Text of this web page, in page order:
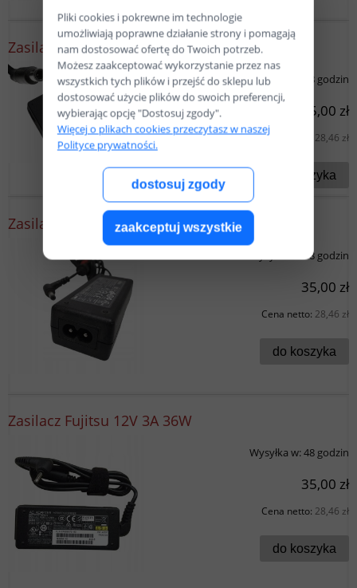
Zasilacz HP 19.5V 3.33A 65W + Przejściówka
Wysyłka w: 48 godzin
35,00 zł
Cena netto: 28,46 zł
do koszyka
Zasilacz Fujitsu 12V - 3A 36W FSP036-RAC
48 godzin
35,00 zł
Cena netto: 28,46 zł
do koszyka
Zasilacz Fujitsu 12V 3A 36W
Wysyłka w:48 godzin
35,00 zł
Cena netto: 28,46 zł
do koszyka
Pliki cookies i pokrewne im technologie
umożliwiają poprawne działanie strony i pomagają
nam dostosować ofertę do Twoich potrzeb.
Możesz zaakceptować wykorzystanie przez nas
wszystkich tych plików i przejść do sklepu lub
dostosować użycie plików do swoich preferencji,
wybierając opcję "Dostosuj zgody".
Więcej o plikach cookies przeczytasz w naszej
Polityce prywatności.
dostosuj zgody
zaakceptuj wszystkie